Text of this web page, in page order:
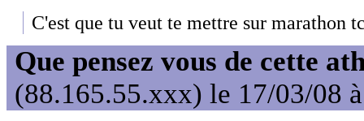
C'est que tu veut te mettre sur marathon
Que pensez vous de cette
(88.165.55.xxx) le 17/03/08